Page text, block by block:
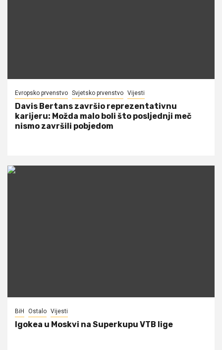
Evropsko prvenstvo Svjetsko prvenstvo Vijesti
Davis Bertans završio reprezentativnu
karijeru: Možda malo boli što posljednji meč
nismo završili pobjedom
BiH Ostalo Vijesti
Igokea u Moskvi na Superkupu VTB lige